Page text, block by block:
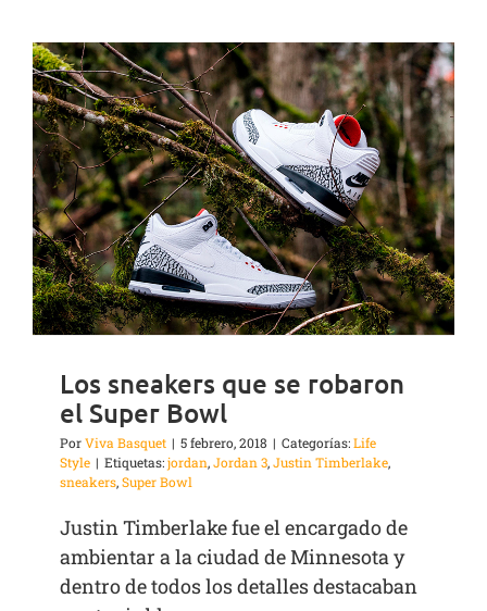
Los sneakers que se robaron
el Super Bowl
PorViva Basquet | 5 febrero, 2018 | Categorías:Life
Style | Etiquetas:jordan,Jordan 3,Justin Timberlake,
sneakers,Super Bowl
Justin Timberlake fue el encargado de
ambientar a la ciudad de Minnesota y
dentro de todos los detalles destacaban